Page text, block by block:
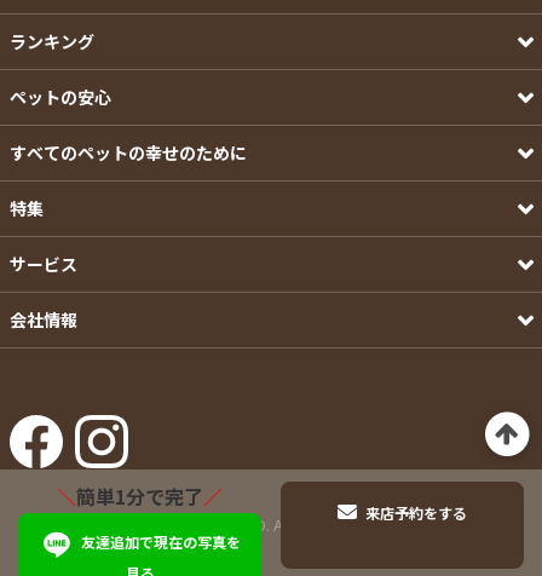
ランキング
ペットの安心
すべてのペットの幸せのために
特集
サービス
会社情報
©Pets-first CO.,LTD. All Rights Reserved.
＼簡単1分で完了／
友達追加で現在の写真を
来店予約をする